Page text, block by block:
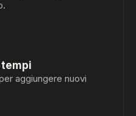
tempi
aggiungere nuovi